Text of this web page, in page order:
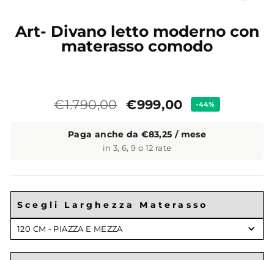
Art- Divano letto moderno con
materasso comodo
Prezzo
€1.790,00 Prezzo
€999,00 -44%
Paga anche da €83,25 / mese
in 3, 6, 9 o 12 rate
Scegli Larghezza Materasso
Larghezza
120 CM - PIAZZA E MEZZA